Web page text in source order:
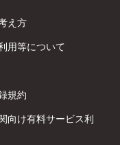
え方
用等について
規約
向け有料サービス利